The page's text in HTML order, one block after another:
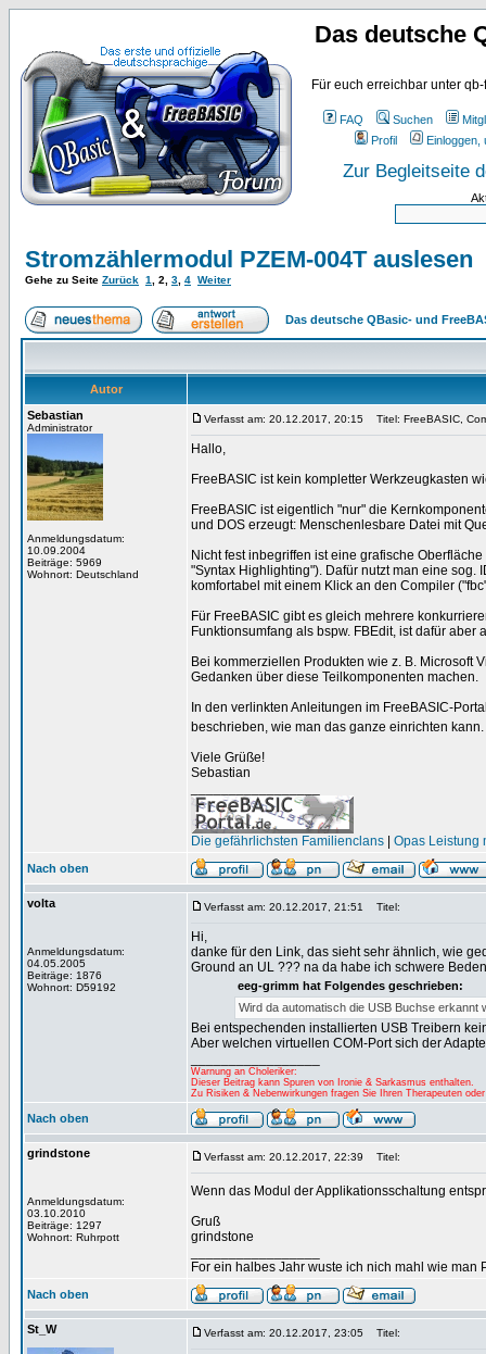
Das deutsche
Für euch erreichbar unter
FAQ Suchen
Profil
Einloggen,
Zur Begleitseite
Stromzählermodul PZEM-004T auslesen
Gehe zu Seite Zurück 1 2 3 4 Weiter
Das deutsche QBasic- und
Autor
Sebastian
Administrator
Anmeldungsdatum:
10.09.2004
Beiträge: 5969
Wohnort: Deutschland
Verfasst am: 20.12.2017, 20:15 Titel: FreeBASIC,
Hallo,
FreeBASIC ist kein kompletter Werkzeugkasten
FreeBASIC ist eigentlich "nur" die
und DOS erzeugt: Menschenlesbare Datei mit
Nicht fest inbegriffen ist eine grafische
"Syntax Highlighting"). Dafür nutzt man eine sog.
komfortabel mit einem Klick an den Compiler
Für FreeBASIC gibt es gleich mehrere
Funktionsumfang als bspw. FBEdit, ist dafür
Bei kommerziellen Produkten wie z. B. Microsoft
Gedanken über diese Teilkomponenten machen.
In den verlinkten Anleitungen im FreeBASIC-
beschrieben, wie man das ganze einrichten kann.
Viele Grüße!
Sebastian
Die gefährlichsten Familienclans Opas Leistung
Nach oben
volta
Anmeldungsdatum:
04.05.2005
Beiträge: 1876
Wohnort: D59192
Verfasst am: 20.12.2017, 21:51 Titel:
Hi,
danke für den Link, das sieht sehr ähnlich, wie
Ground an UL ??? na da habe ich schwere
eeg-grimm hat Folgendes geschrieben:
Wird da automatisch die USB Buchse
Bei entspechenden installierten USB Treibern
Aber welchen virtuellen COM-Port sich der
Warnung an Choleriker:
Dieser Beitrag kann Spuren von Ironie & Sarkasmus enthalten.
Zu Risiken & Nebenwirkungen fragen Sie Ihren Therapeuten
Nach oben
grindstone
Anmeldungsdatum:
03.10.2010
Beiträge: 1297
Wohnort: Ruhrpott
Verfasst am: 20.12.2017, 22:39 Titel:
Wenn das Modul der Applikationsschaltung
Gruß
grindstone
For ein halbes Jahr wuste ich nich mahl wie man
Nach oben
St_W Verfasst am: 20.12.2017, 23:05 Titel: